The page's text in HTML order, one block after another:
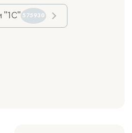
"1С" 575930